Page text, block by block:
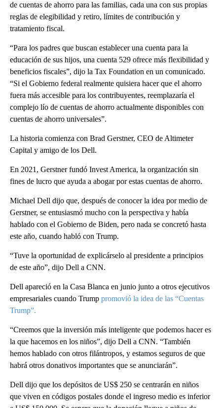
de cuentas de ahorro para las familias, cada una con sus propias
reglas de elegibilidad y retiro, límites de contribución y
tratamiento fiscal.
“Para los padres que buscan establecer una cuenta para la
educación de sus hijos, una cuenta 529 ofrece más flexibilidad y
beneficios fiscales”, dijo la Tax Foundation en un comunicado.
“Si el Gobierno federal realmente quisiera hacer que el ahorro
fuera más accesible para los contribuyentes, reemplazaría el
complejo lío de cuentas de ahorro actualmente disponibles con
cuentas de ahorro universales”.
La historia comienza con Brad Gerstner, CEO de Altimeter
Capital y amigo de los Dell.
En 2021, Gerstner fundó Invest America, la organización sin
fines de lucro que ayuda a abogar por estas cuentas de ahorro.
Michael Dell dijo que, después de conocer la idea por medio de
Gerstner, se entusiasmó mucho con la perspectiva y había
hablado con el Gobierno de Biden, pero nada se concretó hasta
este año, cuando habló con Trump.
“Tuve la oportunidad de explicárselo al presidente a principios
de este año”, dijo Dell a CNN.
Dell apareció en la Casa Blanca en junio junto a otros ejecutivos
empresariales cuando Trump promovió la idea de las “Cuentas
Trump”.
“Creemos que la inversión más inteligente que podemos hacer es
la que hacemos en los niños”, dijo Dell a CNN. “También
hemos hablado con otros filántropos, y estamos seguros de que
habrá otros donativos importantes que se anunciarán”.
Dell dijo que los depósitos de US$ 250 se centrarán en niños
que viven en códigos postales donde el ingreso medio es inferior